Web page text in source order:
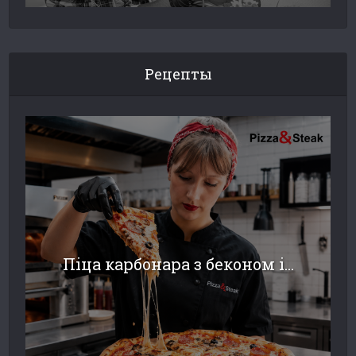
Рецепты
Піца карбонара з беконом і...